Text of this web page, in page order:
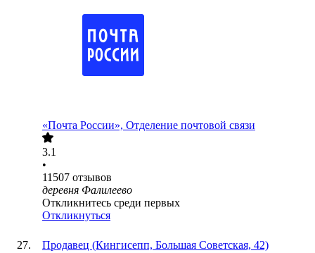
«Почта России», Отделение почтовой связи
3.1
•
11507 отзывов
деревня Фалилеево
Откликнитесь среди первых
Откликнуться
Продавец (Кингисепп, Большая Советская, 42)